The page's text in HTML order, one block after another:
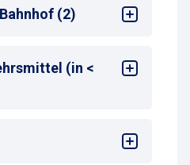
(2)
Bhf
Bahnhofseingang
(in <